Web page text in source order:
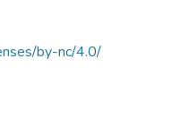
by-nc/4.0/